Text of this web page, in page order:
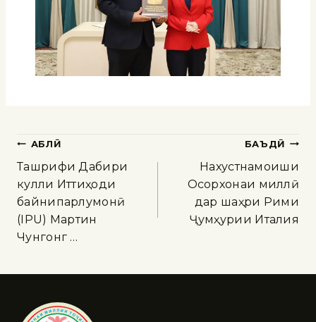
ҚАБЛӢ
Ташрифи Дабири
кулли Иттиҳоди
байнипарлумонӣ
(IPU) Мартин
Чунгонг …
БАЪДӢ
Нахустнамоиши
Осорхонаи миллӣ
дар шаҳри Рими
Ҷумҳурии Италия